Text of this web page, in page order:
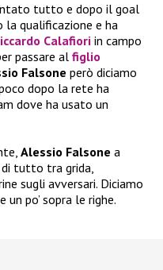
tutto e dopo il goal
la qualificazione e ha
Calafiori in campo
passare alfiglio
Falsone però diciamo
dopo la rete ha
dove ha usato un
Alessio Falsone a
tutto tra grida,
sugli avversari. Diciamo
po’ sopra le righe.